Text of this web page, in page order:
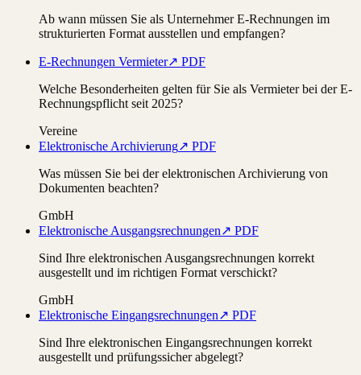
Ab wann müssen Sie als Unternehmer E-Rechnungen im
strukturierten Format ausstellen und empfangen?
E-Rechnungen Vermieter↗ PDF
Welche Besonderheiten gelten für Sie als Vermieter bei der E-
Rechnungspflicht seit 2025?
Vereine
Elektronische Archivierung↗ PDF
Was müssen Sie bei der elektronischen Archivierung von
Dokumenten beachten?
GmbH
Elektronische Ausgangsrechnungen↗ PDF
Sind Ihre elektronischen Ausgangsrechnungen korrekt
ausgestellt und im richtigen Format verschickt?
GmbH
Elektronische Eingangsrechnungen↗ PDF
Sind Ihre elektronischen Eingangsrechnungen korrekt
ausgestellt und prüfungssicher abgelegt?